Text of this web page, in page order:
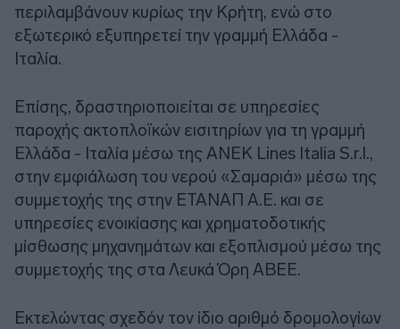
περιλαμβάνουν κυρίως την Κρήτη, ενώ στο
εξωτερικό εξυπηρετεί την γραμμή Ελλάδα -
Ιταλία.
Επίσης, δραστηριοποιείται σε υπηρεσίες
παροχής ακτοπλοϊκών εισιτηρίων για τη γραμμή
Ελλάδα - Ιταλία μέσω της ANEK Lines Italia S.r.l.,
στην εμφιάλωση του νερού «Σαμαριά» μέσω της
συμμετοχής της στην ΕΤΑΝΑΠ Α.Ε. και σε
υπηρεσίες ενοικίασης και χρηματοδοτικής
μίσθωσης μηχανημάτων και εξοπλισμού μέσω της
συμμετοχής της στα Λευκά Όρη ΑΒΕΕ.
Εκτελώντας σχεδόν τον ίδιο αριθμό δρομολογίων